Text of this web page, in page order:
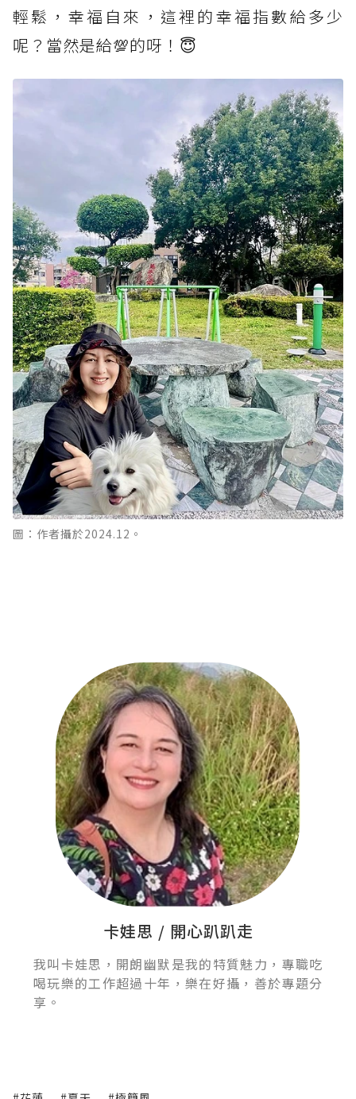
輕鬆，幸福自來，這裡的幸福指數給多少
呢？當然是給💯的呀！😇
圖：作者攝於2024.12。
卡娃思 / 開心趴趴走
我叫卡娃思，開朗幽默是我的特質魅力，專職吃
喝玩樂的工作超過十年，樂在好攝，善於專題分
享。